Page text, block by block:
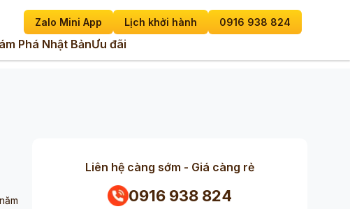
Zalo Mini App Lịch khởi hành 0916 938 824
Phá Nhật BảnƯu đãi
Liên hệ càng sớm - Giá càng rẻ
0916 938 824